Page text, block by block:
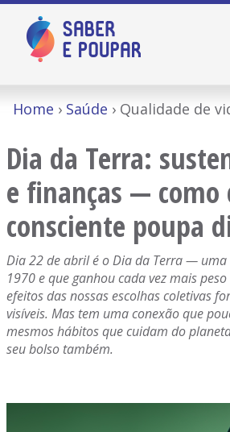
Home Saúde Qualidade de
Dia da Terra:
e finanças — como
consciente poupa
Dia 22 de abril é o Dia da Terra — uma
1970 e que ganhou cada vez mais
efeitos das nossas escolhas coletivas
visíveis. Mas tem uma conexão que
mesmos hábitos que cuidam do
seu bolso também.